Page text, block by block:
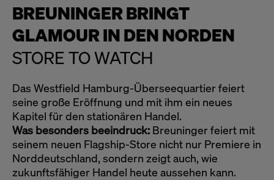
BREUNINGER BRINGT
GLAMOUR IN DEN NORDEN
STORE TO WATCH
Das Westfield Hamburg-Überseequartier feiert
seine große Eröffnung und mit ihm ein neues
Kapitel für den stationären Handel.
Was besonders beeindruck: Breuninger feiert mit
seinem neuen Flagship-Store nicht nur Premiere in
Norddeutschland, sondern zeigt auch, wie
zukunftsfähiger Handel heute aussehen kann.